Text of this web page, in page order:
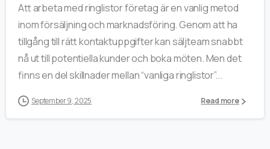
Att arbeta med ringlistor företag är en vanlig metod
inom försäljning och marknadsföring. Genom att ha
tillgång till rätt kontaktuppgifter kan säljteam snabbt
nå ut till potentiella kunder och boka möten. Men det
finns en del skillnader mellan “vanliga ringlistor”...
September 9, 2025 Read more